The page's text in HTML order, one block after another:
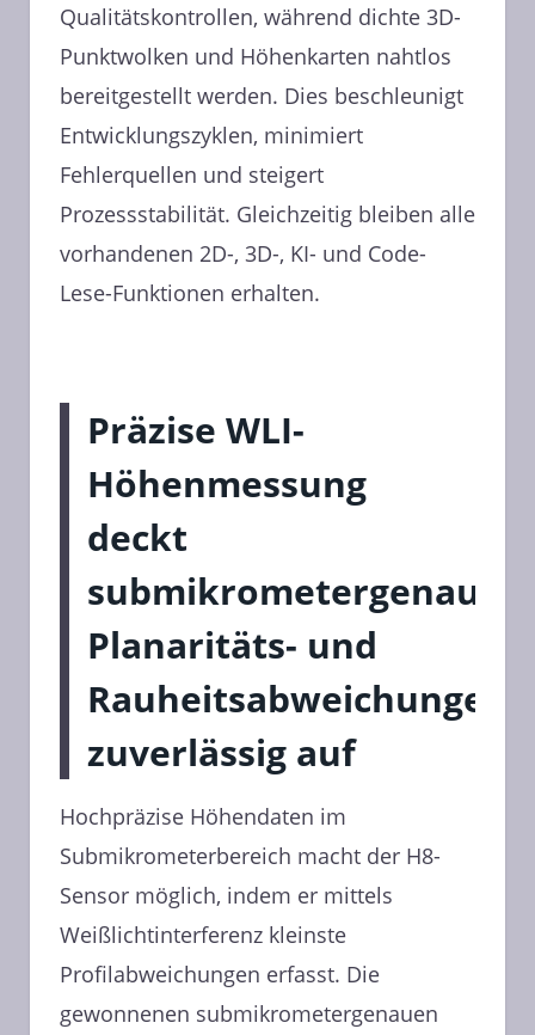
Qualitätskontrollen, während dichte 3D-
Punktwolken und Höhenkarten nahtlos
bereitgestellt werden. Dies beschleunigt
Entwicklungszyklen, minimiert
Fehlerquellen und steigert
Prozessstabilität. Gleichzeitig bleiben alle
vorhandenen 2D-, 3D-, KI- und Code-
Lese-Funktionen erhalten.
Präzise WLI-
Höhenmessung
deckt
submikrometergenaue
Planaritäts- und
Rauheitsabweichungen
zuverlässig auf
Hochpräzise Höhendaten im
Submikrometerbereich macht der H8-
Sensor möglich, indem er mittels
Weißlichtinterferenz kleinste
Profilabweichungen erfasst. Die
gewonnenen submikrometergenauen